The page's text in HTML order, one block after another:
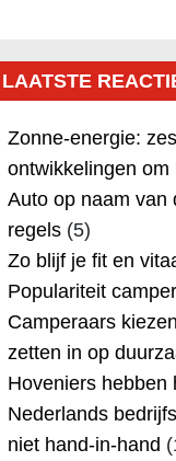
LAATSTE
Zonne-energie:
ontwikkelingen
Auto op naam van
regels(5)
Zo blijf je fit en
Populariteit
Camperaars
zetten in op
Hoveniers hebben
Nederlands
niet hand-in-hand